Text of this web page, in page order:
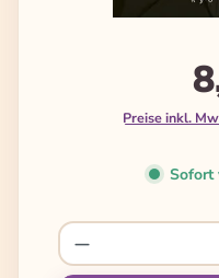
Preise inkl.
Sofort
Produkt